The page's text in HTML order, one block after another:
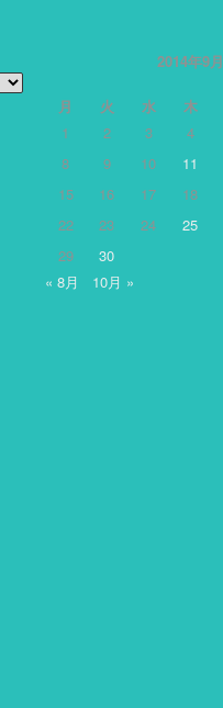
2014年9月
月 火 水 木
1
2 3 4
8
9 10 11
15
16 17 18
22
23 24 25
29
30
« 8月
10月 »